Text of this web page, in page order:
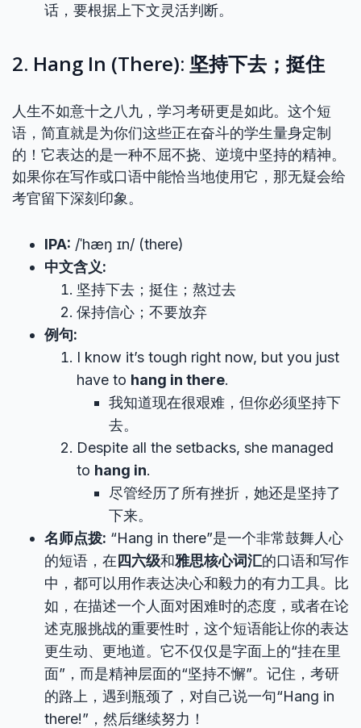
话，要根据上下文灵活判断。
2. Hang In (There): 坚持下去；挺住
人生不如意十之八九，学习考研更是如此。这个短
语，简直就是为你们这些正在奋斗的学生量身定制
的！它表达的是一种不屈不挠、逆境中坚持的精神。
如果你在写作或口语中能恰当地使用它，那无疑会给
考官留下深刻印象。
IPA: /ˈhæŋ ɪn/ (there)
中文含义:
坚持下去；挺住；熬过去
保持信心；不要放弃
例句:
I know it’s tough right now, but you just
have to hang in there.
我知道现在很艰难，但你必须坚持下
去。
Despite all the setbacks, she managed
to hang in.
尽管经历了所有挫折，她还是坚持了
下来。
名师点拨: “Hang in there”是一个非常鼓舞人心
的短语，在 四六级和雅思核心词汇的口语和写作
中，都可以用作表达决心和毅力的有力工具。比
如，在描述一个人面对困难时的态度，或者在论
述克服挑战的重要性时，这个短语能让你的表达
更生动、更地道。它不仅仅是字面上的“挂在里
面”，而是精神层面的“坚持不懈”。记住，考研
的路上，遇到瓶颈了，对自己说一句“Hang in
there!”，然后继续努力！